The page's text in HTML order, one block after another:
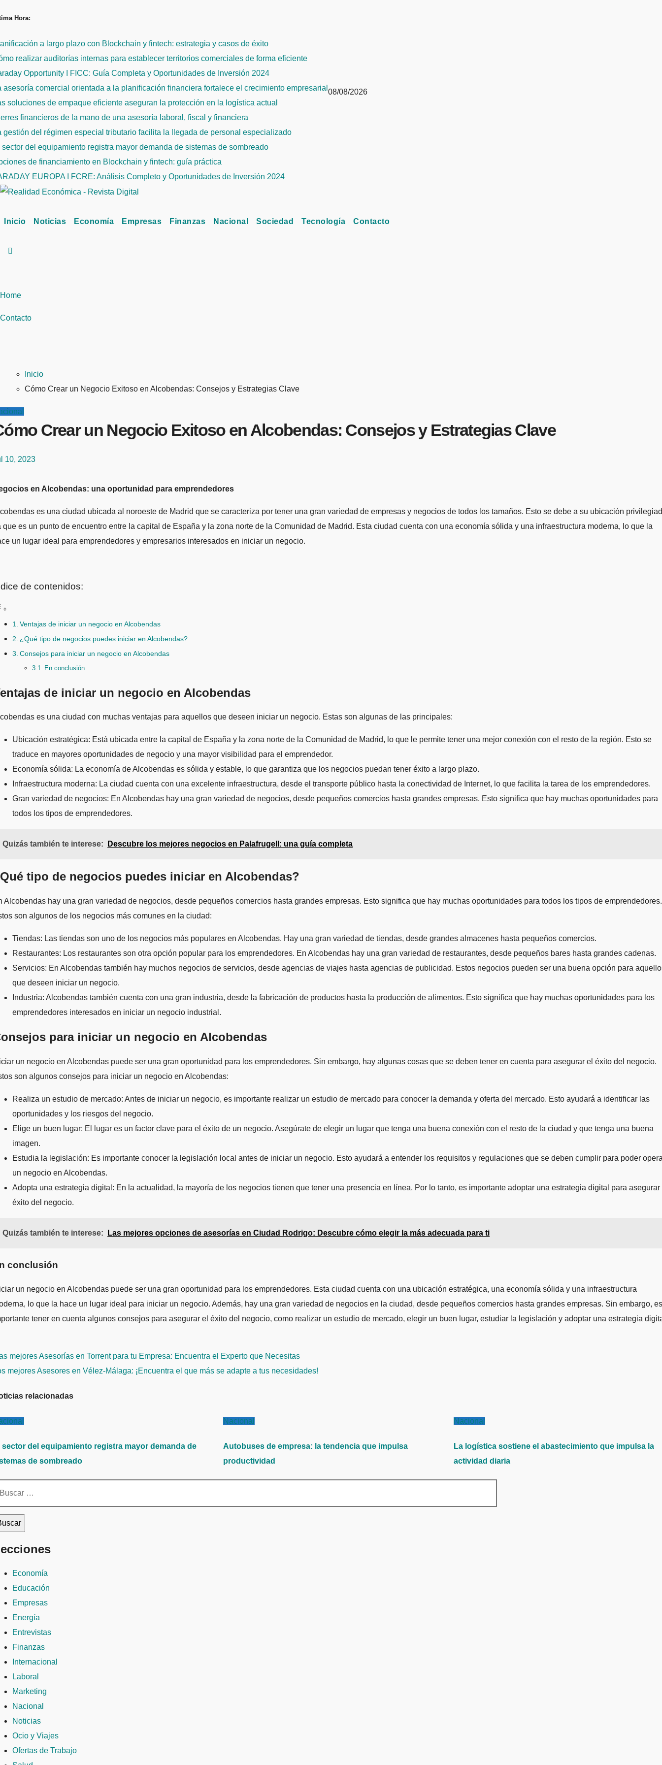
al
Hora:
a largo plazo con Blockchain y fintech: estrategia y casos de éxito
realizar auditorías internas para establecer territorios comerciales de forma eficiente
Opportunity I FICC: Guía Completa y Oportunidades de Inversión 2024
asesoría comercial orientada a la planificación financiera fortalece el crecimiento empresarial
soluciones de empaque eficiente aseguran la protección en la logística actual
financieros de la mano de una asesoría laboral, fiscal y financiera
gestión del régimen especial tributario facilita la llegada de personal especializado
sector del equipamiento registra mayor demanda de sistemas de sombreado
de financiamiento en Blockchain y fintech: guía práctica
EUROPA I FCRE: Análisis Completo y Oportunidades de Inversión 2024
08/08/2026
Inicio Noticias Economía Empresas Finanzas Nacional Sociedad Tecnología Contacto
Home
Contacto
Inicio
Cómo Crear un Negocio Exitoso en Alcobendas: Consejos y Estrategias Clave
Crear un Negocio Exitoso en Alcobendas: Consejos y Estrategias Clave
10, 2023
en Alcobendas: una oportunidad para emprendedores
es una ciudad ubicada al noroeste de Madrid que se caracteriza por tener una gran variedad de empresas y negocios de todos los tamaños. Esto se debe a su ubicación
que es un punto de encuentro entre la capital de España y la zona norte de la Comunidad de Madrid. Esta ciudad cuenta con una economía sólida y una infraestructura moderna, lo que la
un lugar ideal para emprendedores y empresarios interesados en iniciar un negocio.
de contenidos:
Ventajas de iniciar un negocio en Alcobendas
¿Qué tipo de negocios puedes iniciar en Alcobendas?
Consejos para iniciar un negocio en Alcobendas
En conclusión
de iniciar un negocio en Alcobendas
es una ciudad con muchas ventajas para aquellos que deseen iniciar un negocio. Estas son algunas de las principales:
Ubicación estratégica: Está ubicada entre la capital de España y la zona norte de la Comunidad de Madrid, lo que le permite tener una mejor conexión con el resto de la región. Esto se
traduce en mayores oportunidades de negocio y una mayor visibilidad para el emprendedor.
Economía sólida: La economía de Alcobendas es sólida y estable, lo que garantiza que los negocios puedan tener éxito a largo plazo.
Infraestructura moderna: La ciudad cuenta con una excelente infraestructura, desde el transporte público hasta la conectividad de Internet, lo que facilita la tarea de los emprendedores.
Gran variedad de negocios: En Alcobendas hay una gran variedad de negocios, desde pequeños comercios hasta grandes empresas. Esto significa que hay muchas oportunidades para
todos los tipos de emprendedores.
Quizás también te interese: Descubre los mejores negocios en Palafrugell: una guía completa
tipo de negocios puedes iniciar en Alcobendas?
Alcobendas hay una gran variedad de negocios, desde pequeños comercios hasta grandes empresas. Esto significa que hay muchas oportunidades para todos los tipos de emprendedores.
son algunos de los negocios más comunes en la ciudad:
Tiendas: Las tiendas son uno de los negocios más populares en Alcobendas. Hay una gran variedad de tiendas, desde grandes almacenes hasta pequeños comercios.
Restaurantes: Los restaurantes son otra opción popular para los emprendedores. En Alcobendas hay una gran variedad de restaurantes, desde pequeños bares hasta grandes cadenas.
Servicios: En Alcobendas también hay muchos negocios de servicios, desde agencias de viajes hasta agencias de publicidad. Estos negocios pueden ser una buena opción para
que deseen iniciar un negocio.
Industria: Alcobendas también cuenta con una gran industria, desde la fabricación de productos hasta la producción de alimentos. Esto significa que hay muchas oportunidades para los
emprendedores interesados en iniciar un negocio industrial.
para iniciar un negocio en Alcobendas
un negocio en Alcobendas puede ser una gran oportunidad para los emprendedores. Sin embargo, hay algunas cosas que se deben tener en cuenta para asegurar el éxito del negocio.
son algunos consejos para iniciar un negocio en Alcobendas:
Realiza un estudio de mercado: Antes de iniciar un negocio, es importante realizar un estudio de mercado para conocer la demanda y oferta del mercado. Esto ayudará a identificar las
oportunidades y los riesgos del negocio.
Elige un buen lugar: El lugar es un factor clave para el éxito de un negocio. Asegúrate de elegir un lugar que tenga una buena conexión con el resto de la ciudad y que tenga una buena
imagen.
Estudia la legislación: Es importante conocer la legislación local antes de iniciar un negocio. Esto ayudará a entender los requisitos y regulaciones que se deben cumplir para poder
un negocio en Alcobendas.
Adopta una estrategia digital: En la actualidad, la mayoría de los negocios tienen que tener una presencia en línea. Por lo tanto, es importante adoptar una estrategia digital para asegurar
éxito del negocio.
Quizás también te interese: Las mejores opciones de asesorías en Ciudad Rodrigo: Descubre cómo elegir la más adecuada para ti
conclusión
un negocio en Alcobendas puede ser una gran oportunidad para los emprendedores. Esta ciudad cuenta con una ubicación estratégica, una economía sólida y una infraestructura
lo que la hace un lugar ideal para iniciar un negocio. Además, hay una gran variedad de negocios en la ciudad, desde pequeños comercios hasta grandes empresas. Sin embargo, es
tener en cuenta algunos consejos para asegurar el éxito del negocio, como realizar un estudio de mercado, elegir un buen lugar, estudiar la legislación y adoptar una estrategia
mejores Asesorías en Torrent para tu Empresa: Encuentra el Experto que Necesitas
mejores Asesores en Vélez-Málaga: ¡Encuentra el que más se adapte a tus necesidades!
relacionadas
sector del equipamiento registra mayor demanda de
de sombreado
Nacional
Autobuses de empresa: la tendencia que impulsa
productividad
Nacional
La logística sostiene el abastecimiento que impulsa la
actividad diaria
Economía
Educación
Empresas
Energía
Entrevistas
Finanzas
Internacional
Laboral
Marketing
Nacional
Noticias
Ocio y Viajes
Ofertas de Trabajo